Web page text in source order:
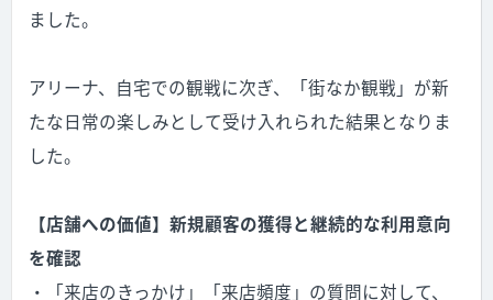
ました。
アリーナ、自宅での観戦に次ぎ、「街なか観戦」が新
たな日常の楽しみとして受け入れられた結果となりま
した。
【店舗への価値】新規顧客の獲得と継続的な利用意向
を確認
・「来店のきっかけ」「来店頻度」の質問に対して、